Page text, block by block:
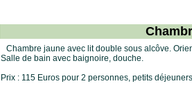
Chambre jaune avec lit double sous alcôve.
Salle de bain avec baignoire, douche.
Prix : 115 Euros pour 2 personnes, petits